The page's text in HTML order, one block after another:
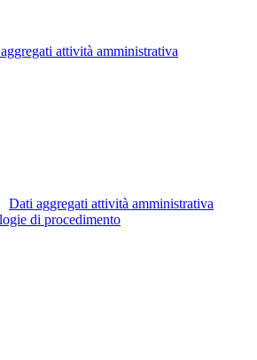
attività amministrativa
Dati aggregati attività amministrativa
di procedimento